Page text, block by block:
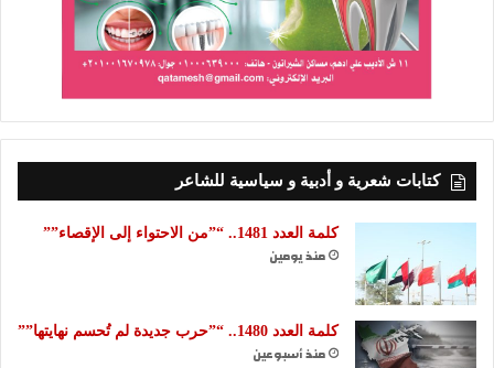
كتابات شعرية و أدبية و سياسية للشاعر
كلمة العدد 1481.. “”من الاحتواء إلى الإقصاء””
منذ يومين
كلمة العدد 1480.. “”حرب جديدة لم تُحسم نهايتها””
منذ أسبوعين